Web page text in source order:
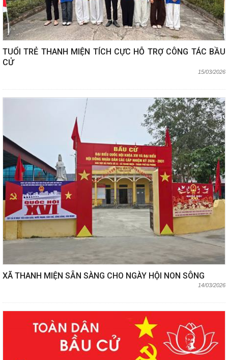
TUỔI TRẺ THANH MIỆN TÍCH CỰC HỖ TRỢ CÔNG TÁC BẦU
CỬ
15/03/2026
XÃ THANH MIỆN SẴN SÀNG CHO NGÀY HỘI NON SÔNG
14/03/2026